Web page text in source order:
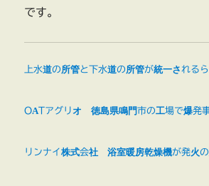
です。
上水道の所管と下水道の所管が統一される
OATアグリオ 徳島県鳴門市の工場で爆発
リンナイ株式会社 浴室暖房乾燥機が発火